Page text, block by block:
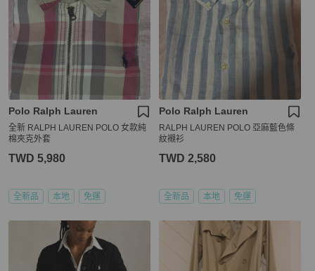
Polo Ralph Lauren
全新 RALPH LAUREN POLO 女款純
棉夾克外套
TWD 5,980
全新品 本地 免運
Polo Ralph Lauren
RALPH LAUREN POLO 亞麻藍色條
紋襯衫
TWD 2,580
全新品 本地 免運